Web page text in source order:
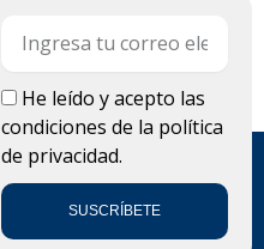
LOPDHe leído y acepto las
condiciones de la política
de privacidad.
SUSCRÍBETE